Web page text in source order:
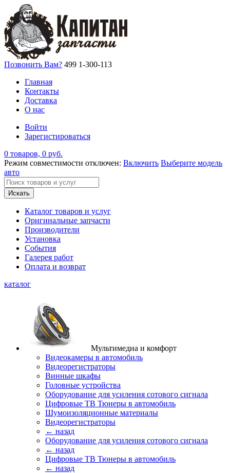
Позвонить Вам? 499 1-300-113
Главная
Контакты
Доставка
О нас
Войти
Зарегистироваться
0 товаров, 0 руб.
Режим совместимости отключен: Включить Выберите модель
авто
Искать
Каталог товаров и услуг
Оригинальные запчасти
Производители
Установка
События
Галерея работ
Оплата и возврат
каталог
Мультимедиа и комфорт
Видеокамеры в автомобиль
Видеорегистраторы
Винные шкафы
Головные устройства
Оборудование для усиления сотового сигнала
Цифровые ТВ Тюнеры в автомобиль
Шумоизоляционные материалы
Видеорегистраторы
← назад
Оборудование для усиления сотового сигнала
← назад
Цифровые ТВ Тюнеры в автомобиль
← назад